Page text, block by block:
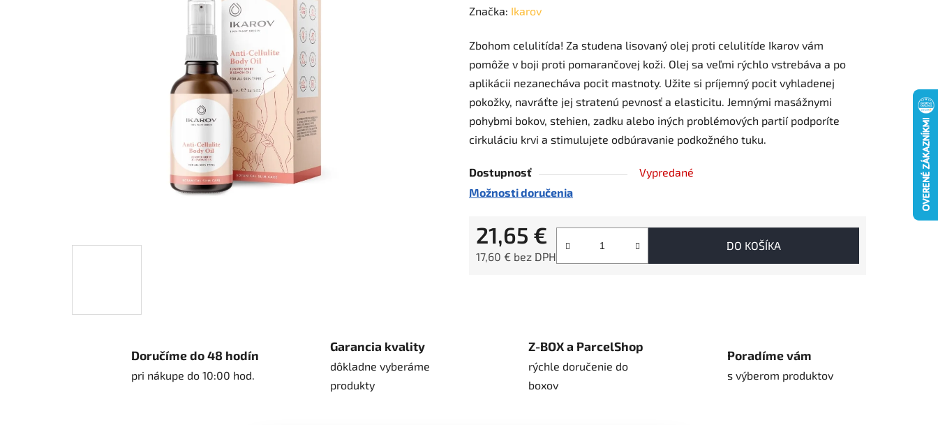
hodnotenie
je
0,0
z
5
hviezdičiek.
Značka: Ikarov
Zbohom celulitída! Za studena lisovaný olej proti celulitíde Ikarov vám
pomôže v boji proti pomarančovej koži. Olej sa veľmi rýchlo vstrebáva a po
aplikácii nezanecháva pocit mastnoty. Užite si príjemný pocit vyhladenej
pokožky, navráťte jej stratenú pevnosť a elasticitu. Jemnými masážnymi
pohybmi bokov, stehien, zadku alebo iných problémových partií podporíte
cirkuláciu krvi a stimulujete odbúravanie podkožného tuku.
Dostupnosť
Vypredané
Možnosti doručenia
21,65 €
17,60 € bez DPH
DO KOŠÍKA
Doručíme do 48 hodín
pri nákupe do 10:00 hod.
Garancia kvality
dôkladne vyberáme
produkty
Z-BOX a ParcelShop
rýchle doručenie do
boxov
Poradíme vám
s výberom produktov